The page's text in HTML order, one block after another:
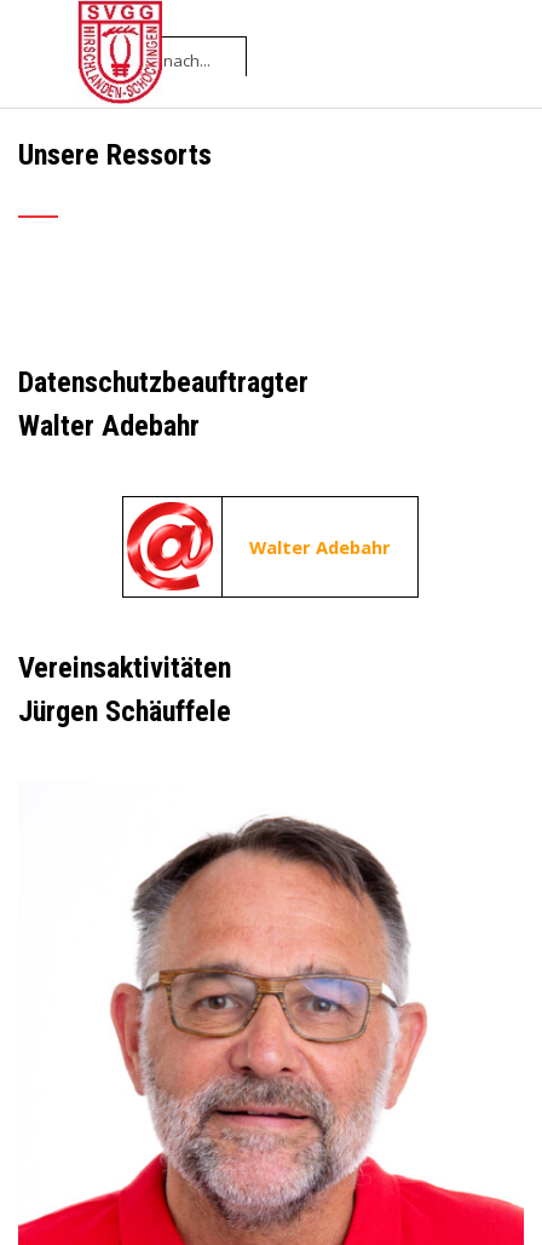
Direkt zum Seiteninhalt
Menü überspringen
Unsere Ressorts
Datenschutzbeauftragter
Walter Adebahr
Walter Adebahr
Vereinsaktivitäten
Jürgen Schäuffele